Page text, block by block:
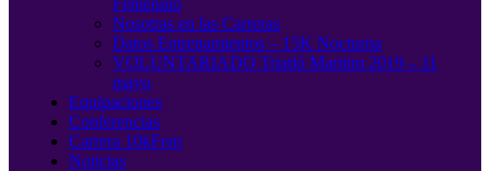
Femenino
Nosotras en las Carreras
Datos Entrenamientos – 15K Nocturna
VOLUNTARIADO Triatló Maritim 2019 – 11
mayo
Equipaciones
Conferencias
Carrera 10kFem
Noticias